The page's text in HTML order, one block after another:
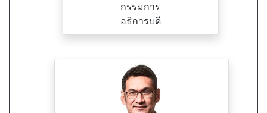
กรรมการ
อธิการบดี